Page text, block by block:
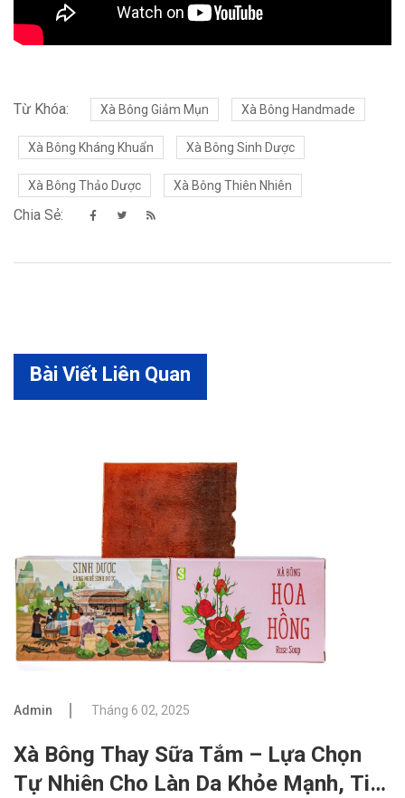
Từ Khóa: Xà Bông Giảm Mụn Xà Bông Handmade
Xà Bông Kháng Khuẩn Xà Bông Sinh Dược
Xà Bông Thảo Dược Xà Bông Thiên Nhiên
Chia Sẻ:
Bài Viết Liên Quan
Admin Tháng 6 02, 2025
Xà Bông Thay Sữa Tắm – Lựa Chọn
Tự Nhiên Cho Làn Da Khỏe Mạnh, Tiết